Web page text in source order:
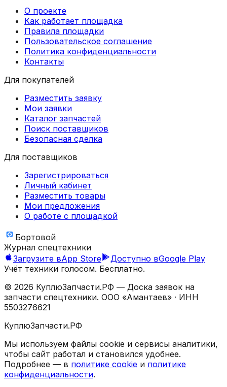
О проекте
Как работает площадка
Правила площадки
Пользовательское соглашение
Политика конфиденциальности
Контакты
Для покупателей
Разместить заявку
Мои заявки
Каталог запчастей
Поиск поставщиков
Безопасная сделка
Для поставщиков
Зарегистрироваться
Личный кабинет
Разместить товары
Мои предложения
О работе с площадкой
Бортовой
Журнал спецтехники
Загрузите вApp Store Доступно вGoogle Play
Учёт техники голосом. Бесплатно.
© 2026 КуплюЗапчасти.РФ — Доска заявок на
запчасти спецтехники. ООО «Амантаев» · ИНН
5503276621
КуплюЗапчасти.РФ
Мы используем файлы cookie и сервисы аналитики,
чтобы сайт работал и становился удобнее.
Подробнее — в политике cookie и политике
конфиденциальности.